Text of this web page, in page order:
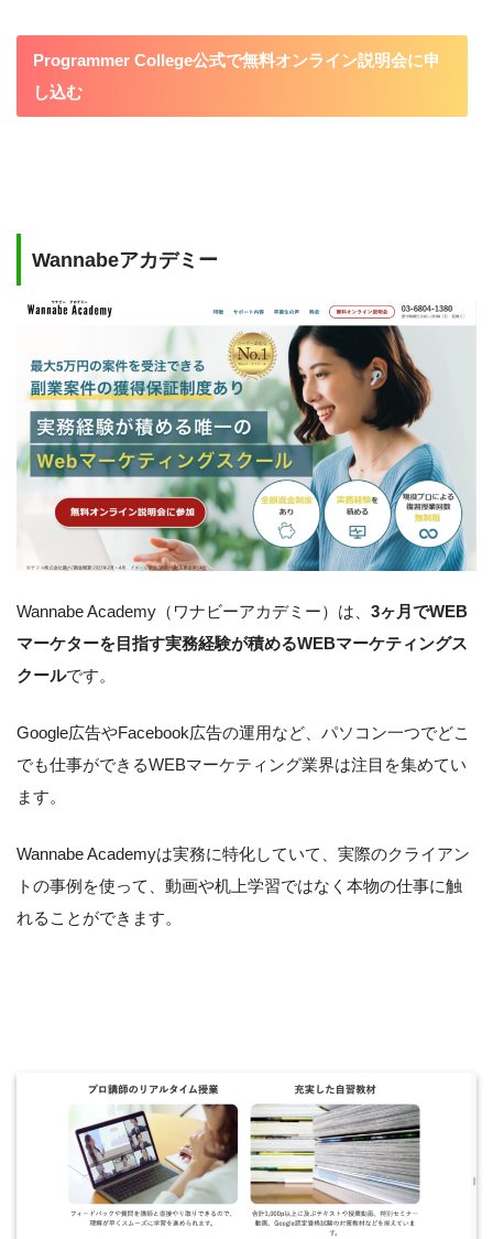
Programmer College公式で無料オンライン説明会に申
し込む
Wannabeアカデミー
Wannabe Academy（ワナビーアカデミー）は、 3ヶ月でWEB
マーケターを目指す実務経験が積めるWEBマーケティングス
クールです。
Google広告やFacebook広告の運用など、パソコン一つでどこ
でも仕事ができるWEBマーケティング業界は注目を集めてい
ます。
Wannabe Academyは実務に特化していて、実際のクライアン
トの事例を使って、動画や机上学習ではなく本物の仕事に触
れることができます。